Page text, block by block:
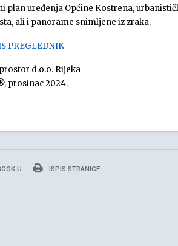
plan uređenja Općine Kostrena,
ali i panorame snimljene iz zraka.
PREGLEDNIK
d.o.o. Rijeka
prosinac 2024.
U ISPIS STRANICE